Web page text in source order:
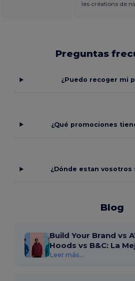
les créations de
Preguntas
¿Puedo recoger mi
¿Qué promociones
¿Dónde estan vosotros
Blog
Build Your Brand vs
Hoods vs B&C: La
Leer más...